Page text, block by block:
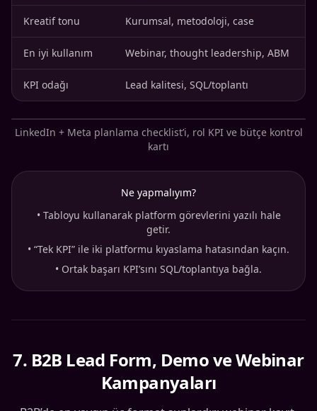
Kreatif tonu Kurumsal, metodoloji, case
En iyi kullanım Webinar, thought leadership, ABM
KPI odağı Lead kalitesi, SQL/toplantı
LinkedIn + Meta planlama checklist’i, rol KPI ve bütçe kontrol
kartı
Ne yapmalıyım?
• Tabloyu kullanarak platform görevlerini yazılı hale
getir.
• “Tek KPI” ile iki platformu kıyaslama hatasından kaçın.
• Ortak başarı KPI’sını SQL/toplantıya bağla.
7. B2B Lead Form, Demo ve Webinar
Kampanyaları